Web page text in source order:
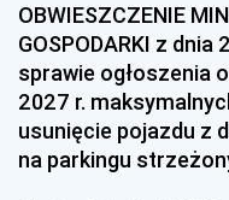
OBWIESZCZENIE
GOSPODARKI z dnia
sprawie ogłoszenia
2027 r.
usunięcie pojazdu z
na parkingu